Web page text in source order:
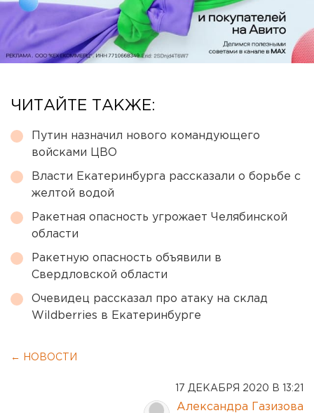
ЧИТАЙТЕ ТАКЖЕ:
Путин назначил нового командующего
войсками ЦВО
Власти Екатеринбурга рассказали о борьбе с
желтой водой
Ракетная опасность угрожает Челябинской
области
Ракетную опасность объявили в
Свердловской области
Очевидец рассказал про атаку на склад
Wildberries в Екатеринбурге
← НОВОСТИ
17 ДЕКАБРЯ 2020 В 13:21
Александра Газизова